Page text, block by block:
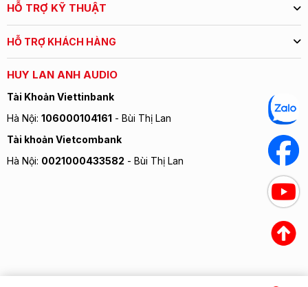
HỖ TRỢ KỸ THUẬT
HỖ TRỢ KHÁCH HÀNG
HUY LAN ANH AUDIO
Tài Khoản Viettinbank
Hà Nội: 106000104161 - Bùi Thị Lan
Tài khoản Vietcombank
Hà Nội: 0021000433582 - Bùi Thị Lan